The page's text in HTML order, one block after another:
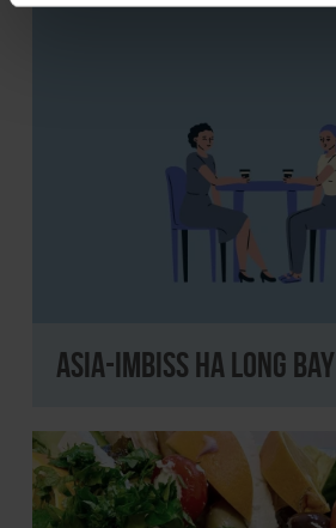
Asia-Imbiss Ha Long Bay